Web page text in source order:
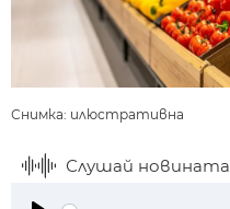
Снимка: илюстративна
Слушай новината